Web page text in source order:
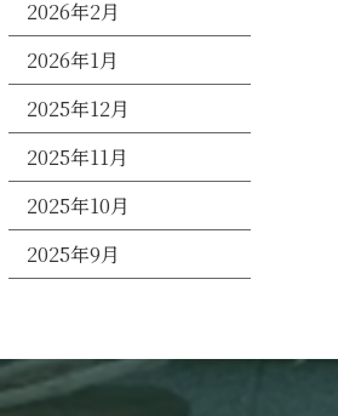
2026年2月
2026年1月
2025年12月
2025年11月
2025年10月
2025年9月